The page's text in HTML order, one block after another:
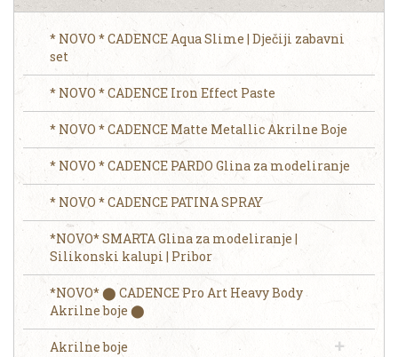
* NOVO * CADENCE Aqua Slime | Dječiji zabavni
set
* NOVO * CADENCE Iron Effect Paste
* NOVO * CADENCE Matte Metallic Akrilne Boje
* NOVO * CADENCE PARDO Glina za modeliranje
* NOVO * CADENCE PATINA SPRAY
*NOVO* SMARTA Glina za modeliranje |
Silikonski kalupi | Pribor
*NOVO* ⬤ CADENCE Pro Art Heavy Body
Akrilne boje ⬤
Akrilne boje